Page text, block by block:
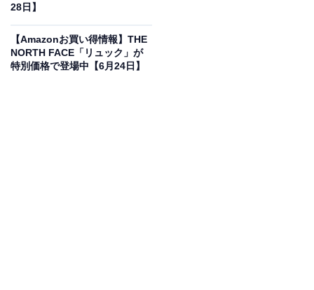
Amazonで見る
28日】
【Amazonお買い得情報】THE
NORTH FACE「リュック」が
特別価格で登場中【6月24日】